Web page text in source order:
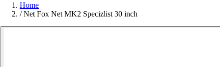
Home
/ Net Fox Net MK2 Specizlist 30 inch